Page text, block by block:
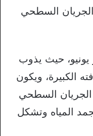
الجريان السطحي
حيث يذوب
الكبيرة، ويكون
السطحي
المياه وتشكل